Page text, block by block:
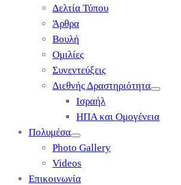
Δελτία Τύπου
Άρθρα
Βουλή
Ομιλίες
Συνεντεύξεις
Διεθνής Δραστηριότητα
Ισραήλ
ΗΠΑ και Ομογένεια
Πολυμέσα
Photo Gallery
Videos
Επικοινωνία